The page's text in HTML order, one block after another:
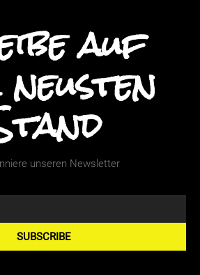
auf
neusten
unseren Newsletter
SUBSCRIBE